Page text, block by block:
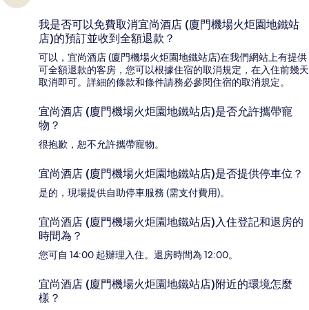
我是否可以免費取消宜尚酒店 (廈門機場火炬園地鐵站
店)的預訂並收到全額退款？
可以，宜尚酒店 (廈門機場火炬園地鐵站店)在我們網站上有提供
可全額退款的客房，您可以根據住宿的取消規定，在入住前幾天
取消即可。詳細的條款和條件請務必參閱住宿的取消規定。
宜尚酒店 (廈門機場火炬園地鐵站店)是否允許攜帶寵
物？
很抱歉，恕不允許攜帶寵物。
宜尚酒店 (廈門機場火炬園地鐵站店)是否提供停車位？
是的，現場提供自助停車服務 (需支付費用)。
宜尚酒店 (廈門機場火炬園地鐵站店)入住登記和退房的
時間為？
您可自 14:00 起辦理入住。退房時間為 12:00。
宜尚酒店 (廈門機場火炬園地鐵站店)附近的環境怎麼
樣？